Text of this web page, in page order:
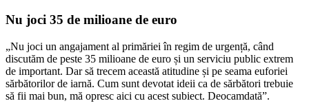
Nu joci 35 de milioane de euro
„Nu joci un angajament al primăriei în regim de urgență, când
discutăm de peste 35 milioane de euro și un serviciu public extrem
de important. Dar să trecem această atitudine și pe seama euforiei
sărbătorilor de iarnă. Cum sunt devotat ideii ca de sărbători trebuie
să fii mai bun, mă opresc aici cu acest subiect. Deocamdată”.